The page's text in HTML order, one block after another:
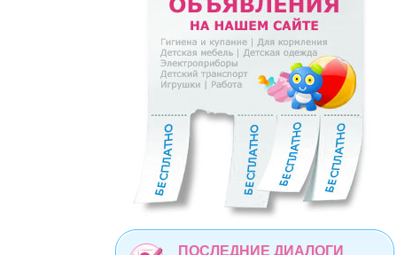
0123456789
ПОСЛЕДНИЕ ДИАЛОГИ